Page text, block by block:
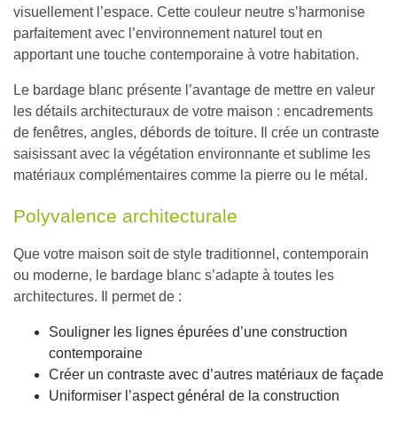
visuellement l’espace. Cette couleur neutre s’harmonise
parfaitement avec l’environnement naturel tout en
apportant une touche contemporaine à votre habitation.
Le bardage blanc présente l’avantage de mettre en valeur
les détails architecturaux de votre maison : encadrements
de fenêtres, angles, débords de toiture. Il crée un contraste
saisissant avec la végétation environnante et sublime les
matériaux complémentaires comme la pierre ou le métal.
Polyvalence architecturale
Que votre maison soit de style traditionnel, contemporain
ou moderne, le bardage blanc s’adapte à toutes les
architectures. Il permet de :
Souligner les lignes épurées d’une construction
contemporaine
Créer un contraste avec d’autres matériaux de façade
Uniformiser l’aspect général de la construction